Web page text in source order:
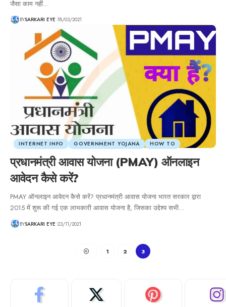
जैसा काम नहीं…
BYSARKARI EYE 18/03/2021
INTERNET INFO GOVERNMENT YOJANA HOW TO
प्रधानमंत्री आवास योजना (PMAY) ऑनलाइन
आवेदन कैसे करें?
PMAY ऑनलाइन आवेदन कैसे करें? प्रधानमंत्री आवास योजना भारत सरकार द्वारा
2015 में शुरू की गई एक लाभकारी आवास योजना है, जिसका उद्देश्य सभी…
BYSARKARI EYE 23/11/2021
1 2 3